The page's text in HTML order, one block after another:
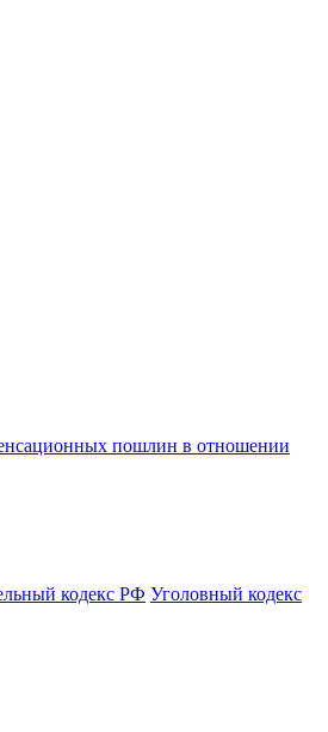
пошлин в отношении
кодекс РФ Уголовный кодекс